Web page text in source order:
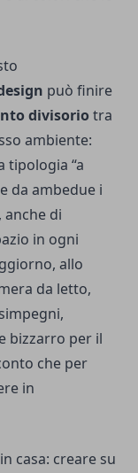
può finire
divisorio tra
ambiente:
tipologia “a
da ambedue i
di
in ogni
allo
da letto,
bizzarro per il
che per
in
in casa: creare su